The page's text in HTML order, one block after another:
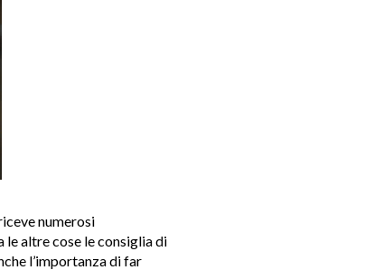
numerosi
le altre cose le consiglia di
l’importanza di far